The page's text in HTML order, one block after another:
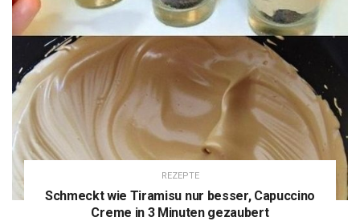
REZEPTE
Schmeckt wie Tiramisu nur besser, Capuccino
Creme in 3 Minuten gezaubert